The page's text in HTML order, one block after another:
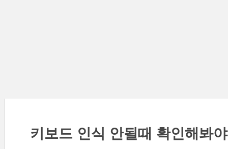
키보드 인식 안될때 확인해봐